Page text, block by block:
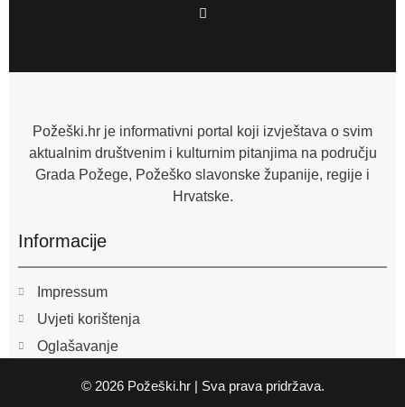
F
a
o
f
Požeški.hr je informativni portal koji izvještava o svim
aktualnim društvenim i kulturnim pitanjima na području
Grada Požege, Požeško slavonske županije, regije i
Hrvatske.
Informacije
Impressum
Uvjeti korištenja
Oglašavanje
© 2026 Požeški.hr | Sva prava pridržava.